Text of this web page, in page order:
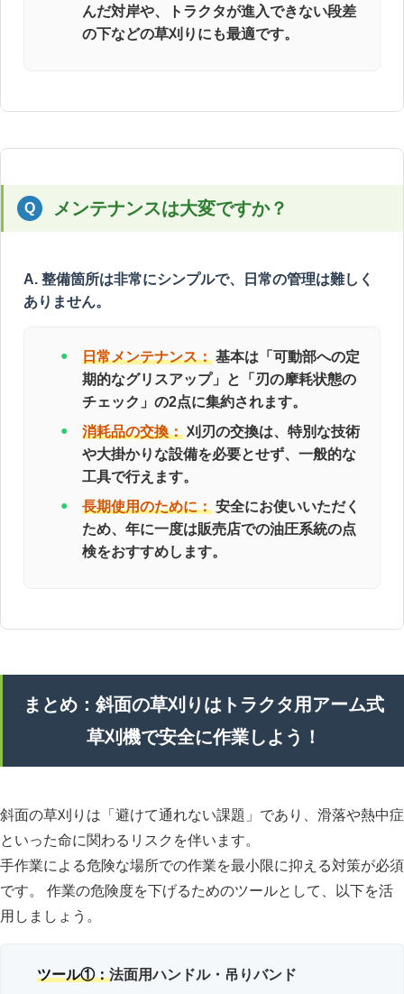
んだ対岸や、トラクタが進入できない段差
の下などの草刈りにも最適です。
メンテナンスは大変ですか？
A. 整備箇所は非常にシンプルで、日常の管理は難しく
ありません。
日常メンテナンス： 基本は「可動部への定
期的なグリスアップ」と「刃の摩耗状態の
チェック」の2点に集約されます。
消耗品の交換： 刈刃の交換は、特別な技術
や大掛かりな設備を必要とせず、一般的な
工具で行えます。
長期使用のために： 安全にお使いいただく
ため、年に一度は販売店での油圧系統の点
検をおすすめします。
まとめ：斜面の草刈りはトラクタ用アーム式
草刈機で安全に作業しよう！
斜面の草刈りは「避けて通れない課題」であり、滑落や熱中症
といった命に関わるリスクを伴います。
手作業による危険な場所での作業を最小限に抑える対策が必須
です。 作業の危険度を下げるためのツールとして、以下を活
用しましょう。
ツール①：法面用ハンドル・吊りバンド